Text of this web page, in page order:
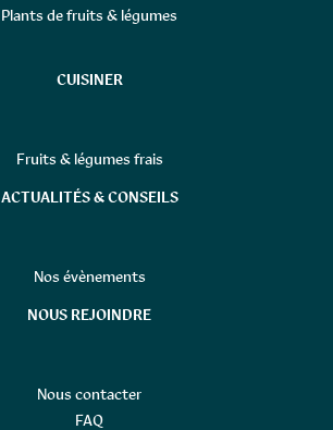
Plants de fruits & légumes
CUISINER
Fruits & légumes frais
ACTUALITÉS & CONSEILS
Nos évènements
NOUS REJOINDRE
Nous contacter
FAQ